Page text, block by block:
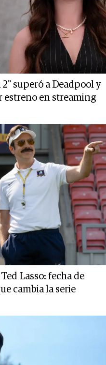
superó a Deadpool y
estreno en streaming
Lasso: fecha de
cambia la serie